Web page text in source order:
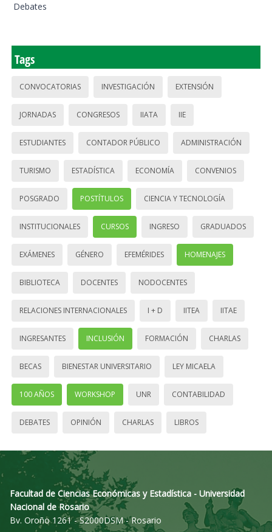
Debates
Tags
CONVOCATORIAS INVESTIGACIÓN EXTENSIÓN
JORNADAS CONGRESOS IIATA IIE
ESTUDIANTES CONTADOR PÚBLICO ADMINISTRACIÓN
TURISMO ESTADÍSTICA ECONOMÍA CONVENIOS
POSGRADO POSTÍTULOS CIENCIA Y TECNOLOGÍA
INSTITUCIONALES CURSOS INGRESO GRADUADOS
EXÁMENES GÉNERO EFEMÉRIDES HOMENAJES
BIBLIOTECA DOCENTES NODOCENTES
RELACIONES INTERNACIONALES I + D IITEA IITAE
INGRESANTES INCLUSIÓN FORMACIÓN CHARLAS
BECAS BIENESTAR UNIVERSITARIO LEY MICAELA
100 AÑOS WORKSHOP UNR CONTABILIDAD
DEBATES OPINIÓN CHARLAS LIBROS
Facultad de Ciencias Económicas y Estadística - Universidad
Nacional de Rosario
Bv. Oroño 1261 - S2000DSM - Rosario